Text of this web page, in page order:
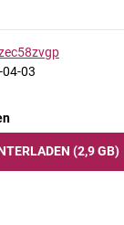
03
(2,9 GB)